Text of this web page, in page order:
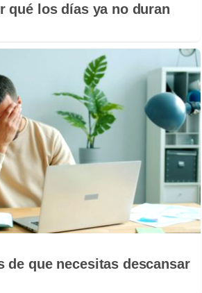
qué los días ya no duran
de que necesitas descansar